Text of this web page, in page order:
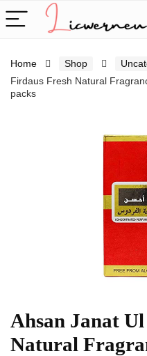
Home Shop
Firdaus Fresh Natural
packs
Ahsan Janat
Natural